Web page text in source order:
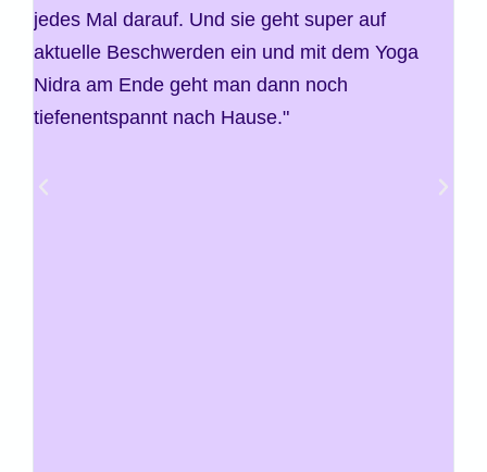
jedes Mal darauf. Und sie geht super auf
aktuelle Beschwerden ein und mit dem Yoga
Nidra am Ende geht man dann noch
tiefenentspannt nach Hause."